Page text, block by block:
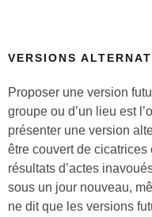
VERSIONS
Proposer une version
groupe ou d’un lieu est
présenter une version
être couvert de cicatrices
résultats d’actes
sous un jour nouveau,
ne dit que les versions